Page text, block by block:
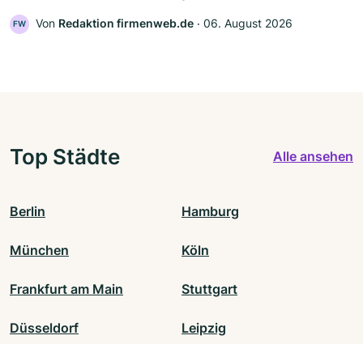
FW Von Redaktion firmenweb.de ‧ 06. August 2026
Top Städte Alle ansehen
Berlin Hamburg
München Köln
Frankfurt am Main Stuttgart
Düsseldorf Leipzig